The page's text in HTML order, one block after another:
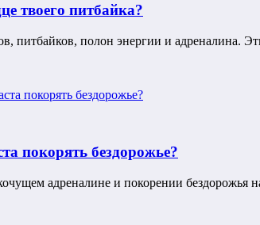
твоего питбайка?
питбайков, полон энергии и адреналина.
покорять бездорожье?
адреналине и покорении бездорожья